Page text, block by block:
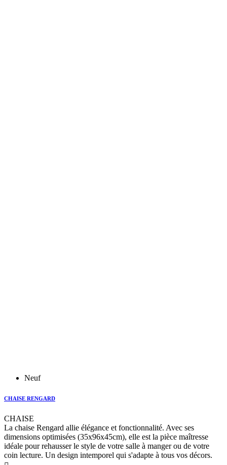
Neuf
CHAISE RENGARD
CHAISE
La chaise Rengard allie élégance et fonctionnalité. Avec ses
dimensions optimisées (35x96x45cm), elle est la pièce maîtresse
idéale pour rehausser le style de votre salle à manger ou de votre
coin lecture. Un design intemporel qui s'adapte à tous vos décors.